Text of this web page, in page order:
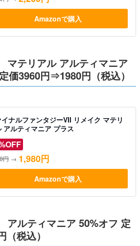
Amazonで購入
マテリアル アルティマニア
価3960円⇒1980円（税込）
ナルファンタジーVII リメイク マテリ
アルティマニア プラス
円 → 1,980円
Amazonで購入
アルティマニア 50%オフ 定
税込）